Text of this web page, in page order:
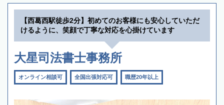
【西葛西駅徒歩2分】初めてのお客様にも安心していただ
けるように、笑顔で丁寧な対応を心掛けています
大星司法書士事務所
オンライン相談可 全国出張対応可 職歴20年以上